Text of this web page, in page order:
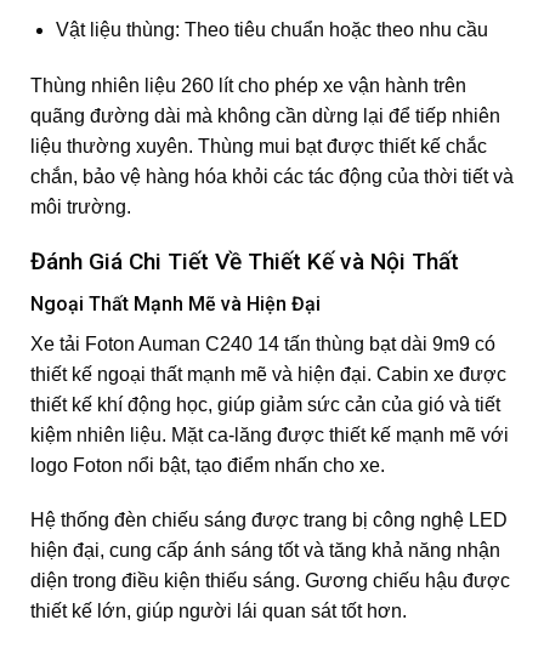
Vật liệu thùng: Theo tiêu chuẩn hoặc theo nhu cầu
Thùng nhiên liệu 260 lít cho phép xe vận hành trên
quãng đường dài mà không cần dừng lại để tiếp nhiên
liệu thường xuyên. Thùng mui bạt được thiết kế chắc
chắn, bảo vệ hàng hóa khỏi các tác động của thời tiết và
môi trường.
Đánh Giá Chi Tiết Về Thiết Kế và Nội Thất
Ngoại Thất Mạnh Mẽ và Hiện Đại
Xe tải Foton Auman C240 14 tấn thùng bạt dài 9m9 có
thiết kế ngoại thất mạnh mẽ và hiện đại. Cabin xe được
thiết kế khí động học, giúp giảm sức cản của gió và tiết
kiệm nhiên liệu. Mặt ca-lăng được thiết kế mạnh mẽ với
logo Foton nổi bật, tạo điểm nhấn cho xe.
Hệ thống đèn chiếu sáng được trang bị công nghệ LED
hiện đại, cung cấp ánh sáng tốt và tăng khả năng nhận
diện trong điều kiện thiếu sáng. Gương chiếu hậu được
thiết kế lớn, giúp người lái quan sát tốt hơn.